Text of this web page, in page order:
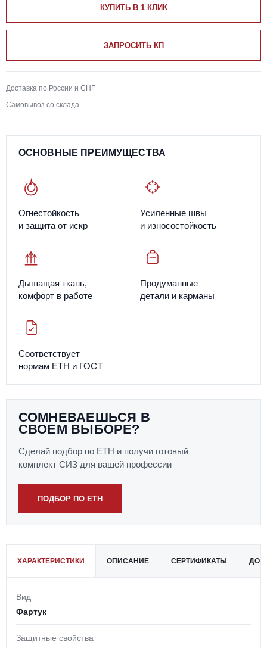
КУПИТЬ В 1 КЛИК
ЗАПРОСИТЬ КП
Доставка по России и СНГ
Самовывоз со склада
ОСНОВНЫЕ ПРЕИМУЩЕСТВА
Огнестойкость
и защита от искр
Усиленные швы
и износостойкость
Дышащая ткань,
комфорт в работе
Продуманные
детали и карманы
Соответствует
нормам ЕТН и ГОСТ
СОМНЕВАЕШЬСЯ В
СВОЕМ ВЫБОРЕ?
Сделай подбор по ЕТН и получи готовый
комплект СИЗ для вашей профессии
ПОДБОР ПО ЕТН
ХАРАКТЕРИСТИКИ ОПИСАНИЕ СЕРТИФИКАТЫ
Вид
Фартук
Защитные свойства